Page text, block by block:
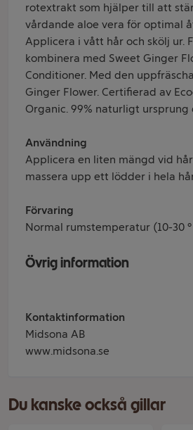
rotextrakt som hjälper till att
vårdande aloe vera för optimal
Applicera i vått hår och skölj ur.
kombinera med Sweet Ginger
Conditioner. Med den
Ginger Flower. Certifierad av
Organic. 99% naturligt ursprung
Användning
Applicera en liten mängd vid
massera upp ett lödder i hela
Förvaring
Normal rumstemperatur (10-30 °
Övrig information
Kontaktinformation
Midsona AB
www.midsona.se
Du kanske också gillar